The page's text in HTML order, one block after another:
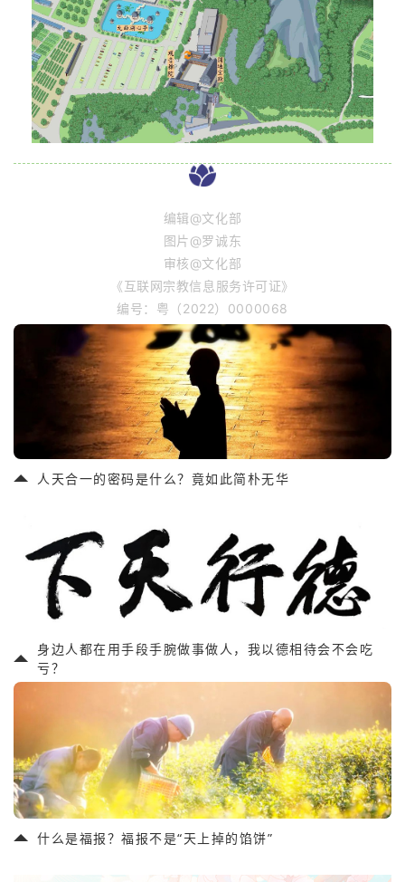
编辑@文化部
图片@罗诚东
审核@文化部
《互联网宗教信息服务许可证》
编号：粤（2022）0000068
人天合一的密码是什么？竟如此简朴无华
身边人都在用手段手腕做事做人，我以德相待会不会吃
亏？
什么是福报？福报不是“天上掉的馅饼”